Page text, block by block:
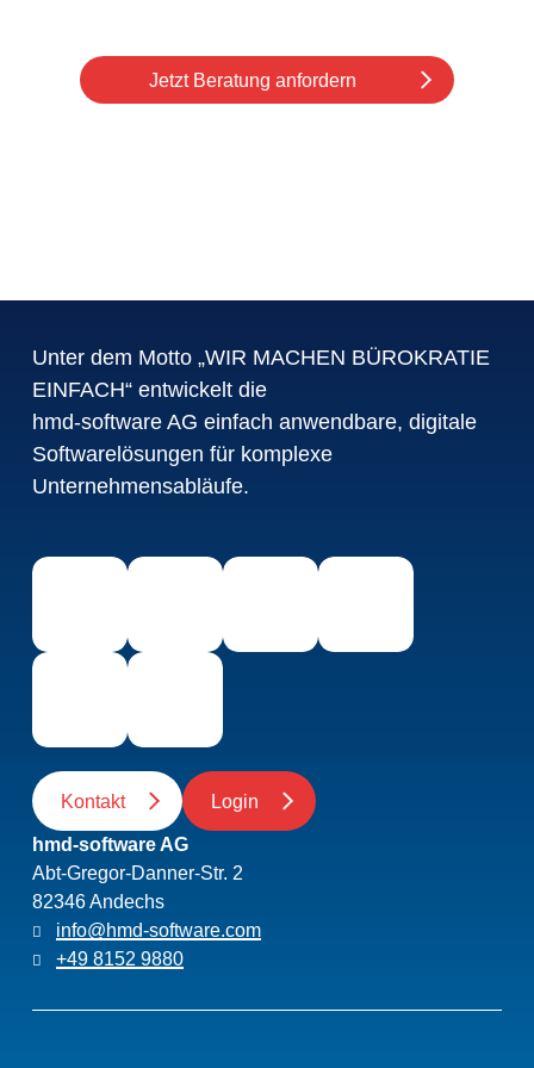
Jetzt Beratung anfordern
Unter dem Motto „WIR MACHEN BÜROKRATIE
EINFACH“ entwickelt die
hmd-software AG einfach anwendbare, digitale
Softwarelösungen für komplexe
Unternehmensabläufe.
Kontakt Login
hmd-software AG
Abt-Gregor-Danner-Str. 2
82346 Andechs
info@hmd-software.com
+49 8152 9880